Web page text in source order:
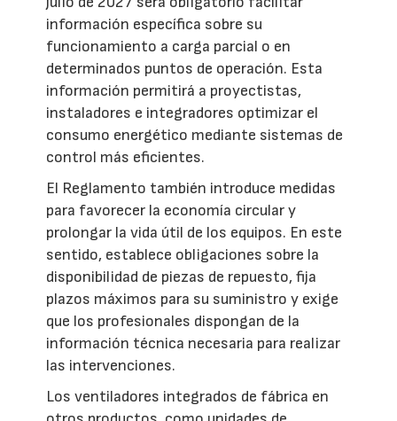
información específica sobre su
funcionamiento a carga parcial o en
determinados puntos de operación. Esta
información permitirá a proyectistas,
instaladores e integradores optimizar el
consumo energético mediante sistemas de
control más eficientes.
El Reglamento también introduce medidas
para favorecer la economía circular y
prolongar la vida útil de los equipos. En este
sentido, establece obligaciones sobre la
disponibilidad de piezas de repuesto, fija
plazos máximos para su suministro y exige
que los profesionales dispongan de la
información técnica necesaria para realizar
las intervenciones.
Los ventiladores integrados de fábrica en